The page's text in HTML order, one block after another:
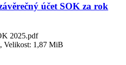
účet SOK za rok
2025.pdf
Velikost: 1,87 MiB